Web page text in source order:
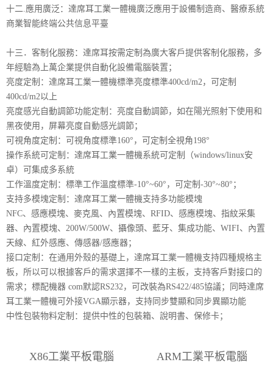
十二.應用廣泛：達席耳工業一體機廣泛應用于設備制造商、醫療系統
商業智能終端公共信息平臺
十三．客制化服務：達席耳按需定制為廣大客戶提供客制化服務，多
年經驗為上萬企業提供自動化設備電腦裝置；
亮度定制：達席耳工業一體機標準亮度標準400cd/m2，可定制
400cd/m2以上
亮度感光自動調節功能定制：亮度自動調節，如在陽光照射下使用和
黑夜使用，屏幕亮度自動感光調節；
可視角度定制：可視角度標準160°，可定制全視角198°
操作系統可定制：達席耳工業一體機系統可定制（windows/linux安
卓）可集成多系統
工作溫度定制：標準工作溫度標準-10°~60°，可定制-30°~80°；
支持多模塊定制：達席耳工業一體機支持多功能模塊
NFC、感應模塊、麥克風、內置模塊、RFID、感應模塊、指紋采集
器、內置模塊、200W/500W、攝像頭、藍牙、集成功能、WIFI、內置
天線、紅外感應、傳感器/感應器；
接口定制：在通用外殼的基礎上，達席耳工業一體機支持四種規格主
板，所以可以根據客戶的需求選擇不一樣的主板，支持客戶對接口的
需求；標配機器 com默認RS232，可改裝為RS422/485協議；同時達席
耳工業一體機可外接VGA顯示器，支持同步雙顯和同步異顯功能
中性包裝物料定制：提供中性的包裝箱、說明書、保修卡；
X86工業平板電腦 ARM工業平板電腦